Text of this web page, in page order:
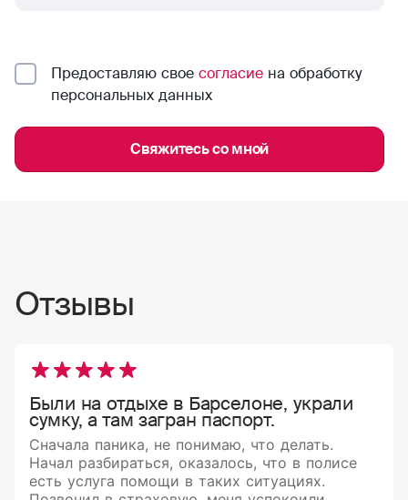
Предоставляю свое согласие на обработку
персональных данных
Свяжитесь со мной
Отзывы
Были на отдыхе в Барселоне, украли
сумку, а там загран паспорт.
Сначала паника, не понимаю, что делать.
Начал разбираться, оказалось, что в полисе
есть услуга помощи в таких ситуациях.